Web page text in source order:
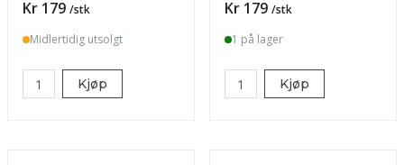
Pris
Kr 179 /stk
Midlertidig utsolgt
Kjøp
Pris
Kr 179 /stk
1 på lager
Kjøp